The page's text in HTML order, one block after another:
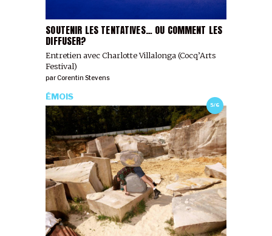
SOUTENIR LES TENTATIVES… OU COMMENT LES
DIFFUSER?
Entretien avec Charlotte Villalonga (Cocq’Arts
Festival)
parCorentin Stevens
5/6
ÉMOIS